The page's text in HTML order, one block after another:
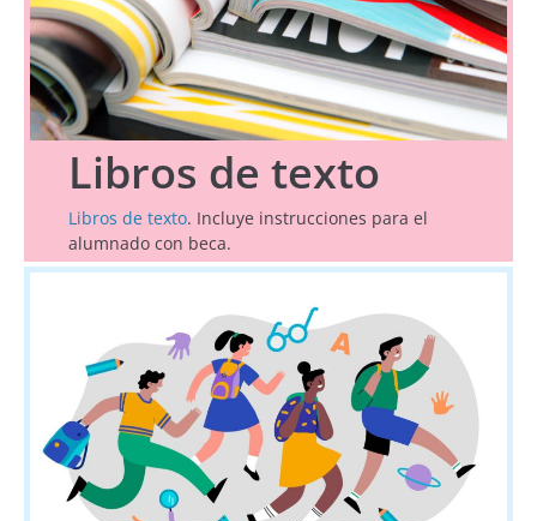
Libros de texto
Libros de texto. Incluye instrucciones para el
alumnado con beca.